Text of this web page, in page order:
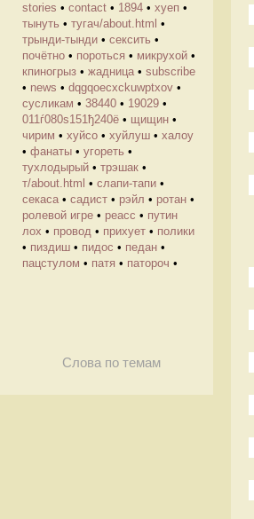
stories • contact • 1894 • хуеп •
тынуть • тугач/about.html •
трынди-тынди • сексить •
почётно • пороться • микрухой •
кпиногрыз • жадница • subscribe
• news • dqgqoecxckuwptxov •
cусликам • 38440 • 19029 •
011ѓ080ѕ151ђ240ё • щищин •
чирим • хуйсо • хуйлуш • халоу
• фанаты • угореть •
тухлодырый • трэшак •
т/about.html • слапи-тапи •
секаса • садист • рэйл • ротан •
ролевой игре • реасс • путин
лох • провод • прихует • полики
• пиздиш • пидос • педан •
пацстулом • патя • патороч •
Слова по темам